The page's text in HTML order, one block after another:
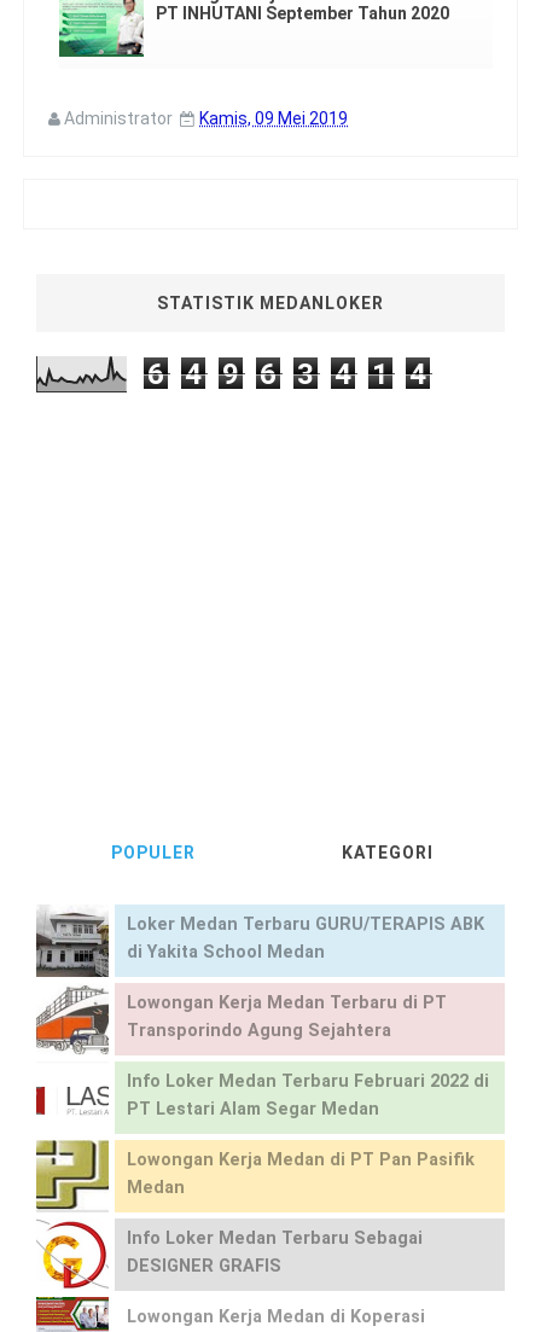
PT INHUTANI September Tahun 2020
Administrator Kamis, 09 Mei 2019
STATISTIK MEDANLOKER
6 4 9 6 3 4 1 4
POPULER KATEGORI
Loker Medan Terbaru GURU/TERAPIS ABK
di Yakita School Medan
Lowongan Kerja Medan Terbaru di PT
Transporindo Agung Sejahtera
Info Loker Medan Terbaru Februari 2022 di
PT Lestari Alam Segar Medan
Lowongan Kerja Medan di PT Pan Pasifik
Medan
Info Loker Medan Terbaru Sebagai
DESIGNER GRAFIS
Lowongan Kerja Medan di Koperasi